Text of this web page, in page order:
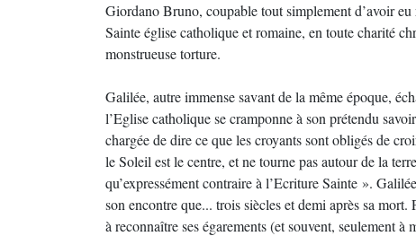
Giordano Bruno, coupable tout simplement d’avoir
Sainte église catholique et romaine, en toute charité
monstrueuse torture.
Galilée, autre immense savant de la même époque,
l’Eglise catholique se cramponne à son prétendu
chargée de dire ce que les croyants sont obligés de
le Soleil est le centre, et ne tourne pas autour de la
qu’expressément contraire à l’Ecriture Sainte ».
son encontre que... trois siècles et demi après sa
à reconnaître ses égarements (et souvent, seulement à